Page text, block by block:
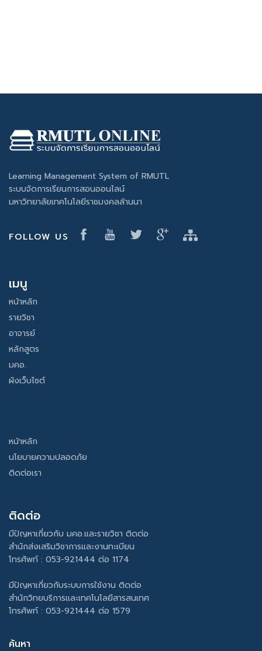
Learning Management System of RMUTL
ระบบจัดการเรียนการสอนออนไลน์
มหาวิทยาลัยเทคโนโลยีราชมงคลล้านนา
FOLLOW US
เมนู
หน้าหลัก
รายวิชา
อาจารย์
หลักสูตร
มคอ.
ผังเว็บไซต์
หน้าหลัก
นโยบายความปลอดภัย
ติดต่อเรา
ติดต่อ
มีปัญหาเกี่ยวกับ มคอ.และรายวิชา ติดต่อ
สำนักส่งเสริมวิชาการและงานทะเบียน
โทรศัพท์ : 053-921444 ต่อ 1174
มีปัญหาเกี่ยวกับระบบการใช้งาน ติดต่อ
สำนักวิทยบริการและเทคโนโลยีสารสนเทศ
โทรศัพท์ : 053-921444 ต่อ 1579
ค้นหา